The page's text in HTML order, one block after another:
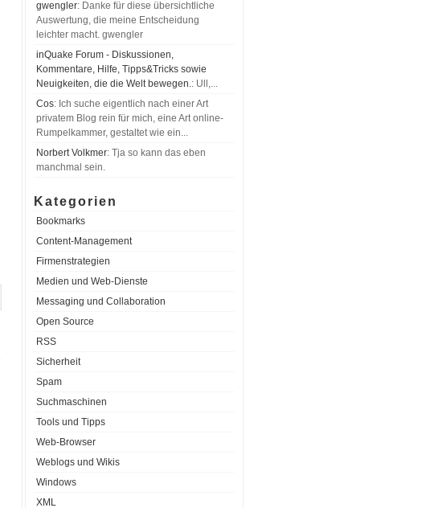
gwengler: Danke für diese übersichtliche
Auswertung, die meine Entscheidung
leichter macht. gwengler
inQuake Forum - Diskussionen,
Kommentare, Hilfe, Tipps&Tricks sowie
Neuigkeiten, die die Welt bewegen. : Ull,...
Cos: Ich suche eigentlich nach einer Art
privatem Blog rein für mich, eine Art online-
Rumpelkammer, gestaltet wie ein...
Norbert Volkmer: Tja so kann das eben
manchmal sein.
Kategorien
Bookmarks
Content-Management
Firmenstrategien
Medien und Web-Dienste
Messaging und Collaboration
Open Source
RSS
Sicherheit
Spam
Suchmaschinen
Tools und Tipps
Web-Browser
Weblogs und Wikis
Windows
XML